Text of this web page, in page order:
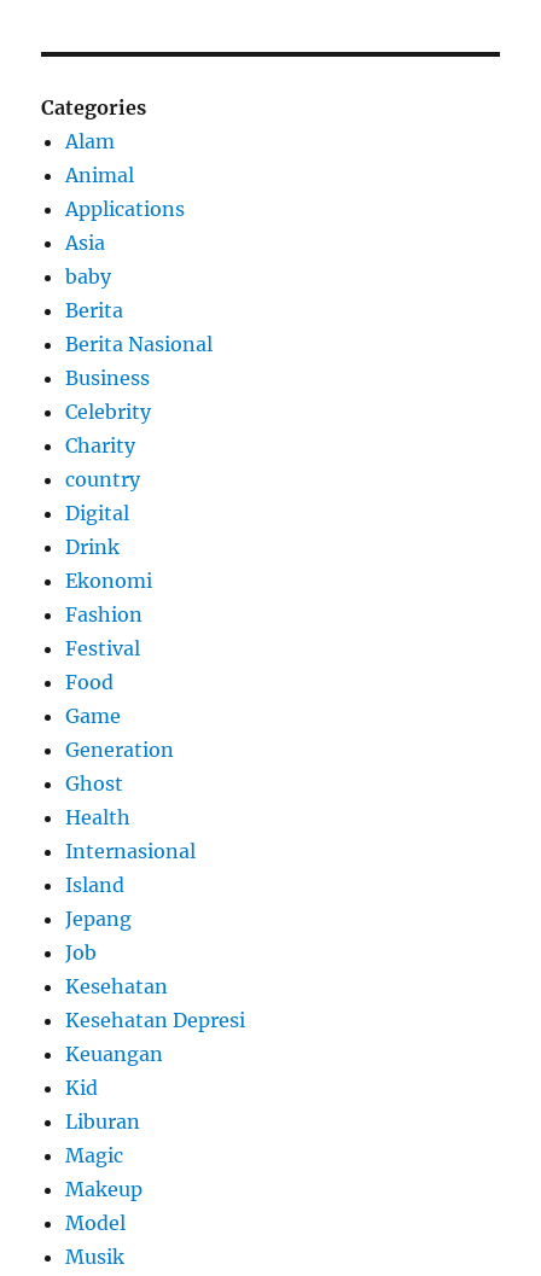
Categories
Alam
Animal
Applications
Asia
baby
Berita
Berita Nasional
Business
Celebrity
Charity
country
Digital
Drink
Ekonomi
Fashion
Festival
Food
Game
Generation
Ghost
Health
Internasional
Island
Jepang
Job
Kesehatan
Kesehatan Depresi
Keuangan
Kid
Liburan
Magic
Makeup
Model
Musik